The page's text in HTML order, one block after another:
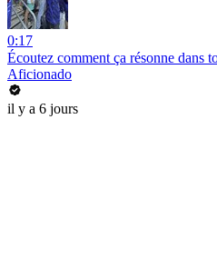
0:17
Écoutez comment ça résonne dans
Aficionado
il y a 6 jours